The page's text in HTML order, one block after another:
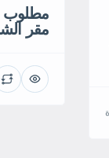
مطلوب
مقر